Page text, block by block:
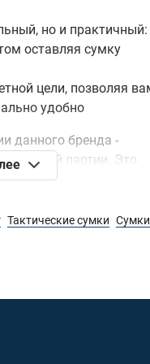
но и
оставляя сумку
цели, позволяя
удобно
данного бренда -
в каждой партии. Это
буквально в штучных
партии
ватсап.
(представлены на
Тактические сумки Сумки